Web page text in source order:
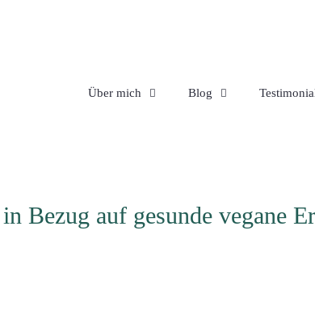
Über mich Blog
Bezug auf gesunde vegane